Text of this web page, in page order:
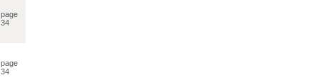
page
34
page
34